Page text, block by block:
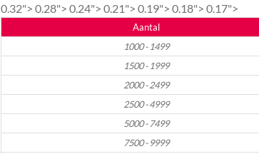
0.32">0.28">0.24">0.21">0.19">0.18">0.17">
Aantal
1000 - 1499
1500 - 1999
2000 - 2499
2500 - 4999
5000 - 7499
7500 - 9999